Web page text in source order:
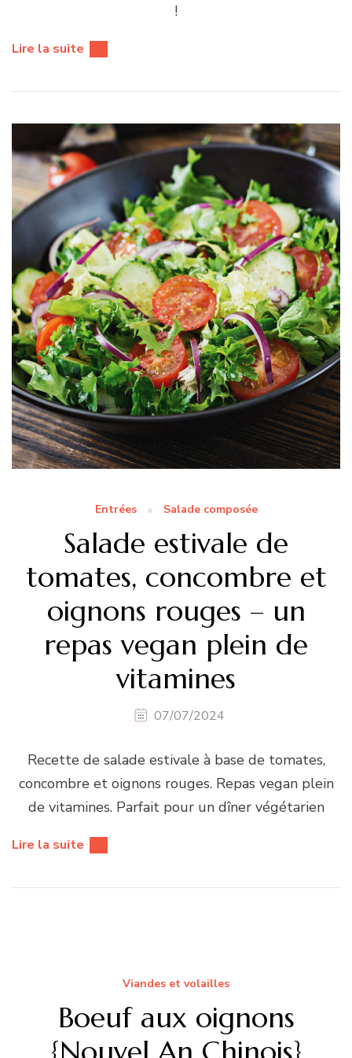
!
Lire la suite
Entrées Salade composée
Salade estivale de
tomates, concombre et
oignons rouges – un
repas vegan plein de
vitamines
07/07/2024
Recette de salade estivale à base de tomates,
concombre et oignons rouges. Repas vegan plein
de vitamines. Parfait pour un dîner végétarien
Lire la suite
Viandes et volailles
Boeuf aux oignons